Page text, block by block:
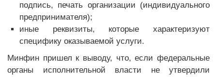
подпись, печать организации (индивидуального
предпринимателя);
иные реквизиты, которые характеризуют
специфику оказываемой услуги.
Минфин пришел к выводу, что, если федеральные
органы исполнительной власти не утвердили